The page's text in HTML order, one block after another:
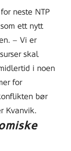
neste NTP
ett nytt
– Vi er
skal
i noen
for
bør
Kvanvik.